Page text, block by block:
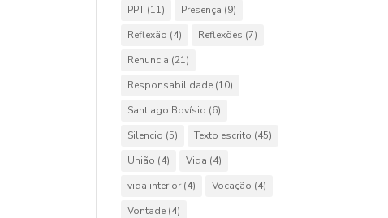
PPT (11) Presença (9)
Reflexão (4) Reflexões (7)
Renuncia (21)
Responsabilidade (10)
Santiago Bovísio (6)
Silencio (5) Texto escrito (45)
União (4) Vida (4)
vida interior (4) Vocação (4)
Vontade (4)